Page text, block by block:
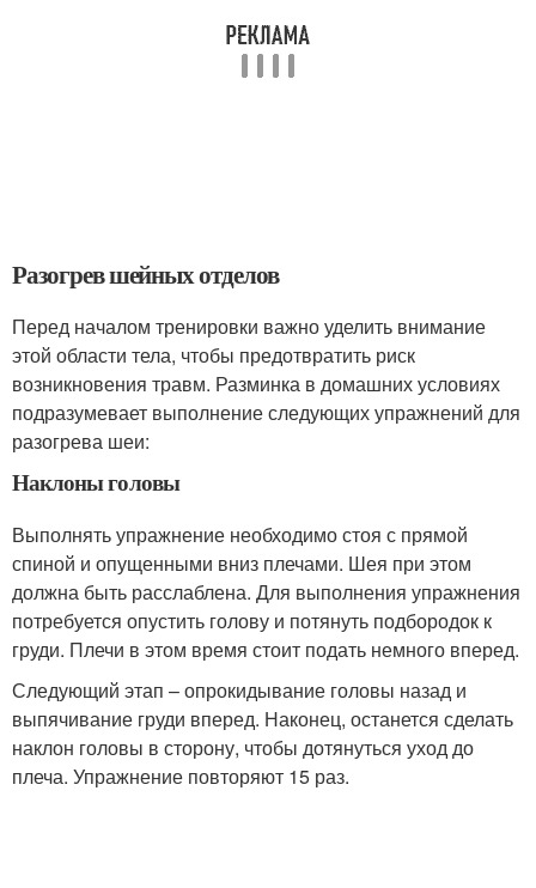
Разогрев шейных отделов
Перед началом тренировки важно уделить внимание
этой области тела, чтобы предотвратить риск
возникновения травм. Разминка в домашних условиях
подразумевает выполнение следующих упражнений для
разогрева шеи:
Наклоны головы
Выполнять упражнение необходимо стоя с прямой
спиной и опущенными вниз плечами. Шея при этом
должна быть расслаблена. Для выполнения упражнения
потребуется опустить голову и потянуть подбородок к
груди. Плечи в этом время стоит подать немного вперед.
Следующий этап – опрокидывание головы назад и
выпячивание груди вперед. Наконец, останется сделать
наклон головы в сторону, чтобы дотянуться уход до
плеча. Упражнение повторяют 15 раз.